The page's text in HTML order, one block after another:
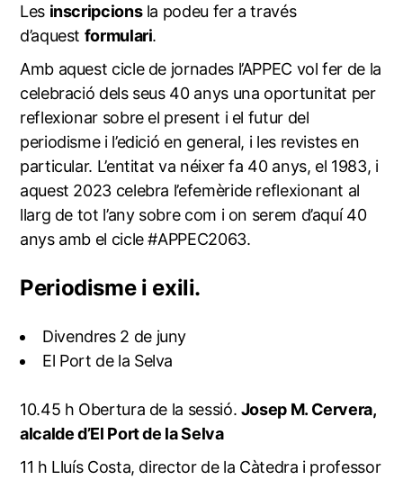
Les inscripcionsla podeu fer a través
d’aquest formulari.
Amb aquest cicle de jornades l’APPEC vol fer de la
celebració dels seus 40 anys una oportunitat per
reflexionar sobre el present i el futur del
periodisme i l’edició en general, i les revistes en
particular. L’entitat va néixer fa 40 anys, el 1983, i
aquest 2023 celebra l’efemèride reflexionant al
llarg de tot l’any sobre com i on serem d’aquí 40
anys amb el cicle #APPEC2063.
Periodisme i exili.
Divendres 2 de juny
El Port de la Selva
10.45 h Obertura de la sessió. Josep M. Cervera,
alcalde d’El Port de la Selva
11 h Lluís Costa, director de la Càtedra i professor